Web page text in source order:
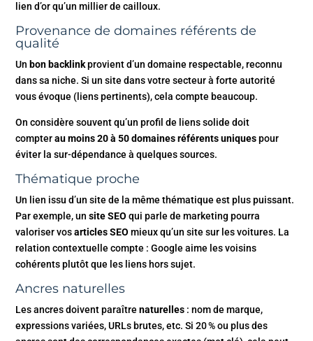
lien d’or qu’un millier de cailloux.
Provenance de domaines référents de
qualité
Un bon backlinkprovient d’un domaine respectable, reconnu
dans sa niche. Si un site dans votre secteur à forte autorité
vous évoque (liens pertinents), cela compte beaucoup.
On considère souvent qu’un profil de liens solide doit
compterau moins 20 à 50 domaines référents uniquespour
éviter la sur-dépendance à quelques sources.
Thématique proche
Un lien issu d’un site de la même thématique est plus puissant.
Par exemple, unsite SEO qui parle de marketing pourra
valoriser vosarticles SEO mieux qu’un site sur les voitures. La
relation contextuelle compte : Google aime les voisins
cohérents plutôt que les liens hors sujet.
Ancres naturelles
Les ancres doivent paraîtrenaturelles : nom de marque,
expressions variées, URLs brutes, etc. Si 20 % ou plus des